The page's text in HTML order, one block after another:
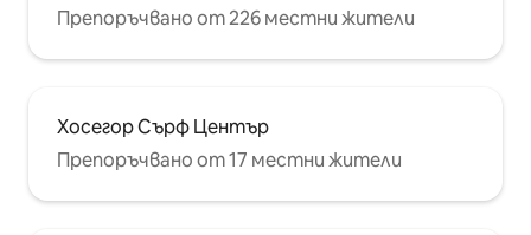
Препоръчвано от 226 местни жители
Хосегор Сърф Център
Препоръчвано от 17 местни жители